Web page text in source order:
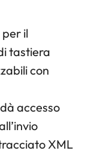
il
tastiera
con
accesso
XML